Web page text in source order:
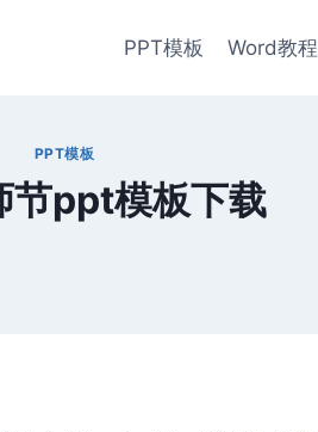
PPT模板 Word教程
PPT模板
节ppt模板下载